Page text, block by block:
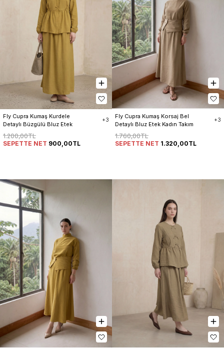
Fly Cupra Kumaş Kurdele
Detaylı Büzgülü Bluz Etek
+3
1.200,00TL
SEPETTE NET 900,00TL
Fly Cupra Kumaş Korsaj Bel
Detaylı Bluz Etek Kadın Takım
+3
1.760,00TL
SEPETTE NET 1.320,00TL